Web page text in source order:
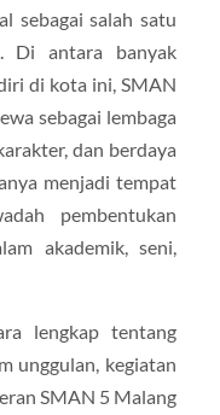
sebagai salah satu
Di antara banyak
di kota ini, SMAN
sebagai lembaga
dan berdaya
menjadi tempat
pembentukan
akademik, seni,
lengkap tentang
unggulan, kegiatan
SMAN 5 Malang